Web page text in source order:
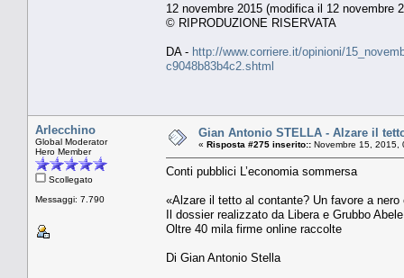
12 novembre 2015 (modifica il 12 novembre
© RIPRODUZIONE RISERVATA
DA - http://www.corriere.it/opinioni/
c9048b83b4c2.shtml
Arlecchino
Global Moderator
Hero Member
Scollegato
Messaggi: 7.790
Gian Antonio STELLA - Alzare il
« Risposta #275 inserito:: Novembre 15, 2015,
Conti pubblici L’economia sommersa
«Alzare il tetto al contante? Un favore a nero
Il dossier realizzato da Libera e Grubbo
Oltre 40 mila firme online raccolte
Di Gian Antonio Stella